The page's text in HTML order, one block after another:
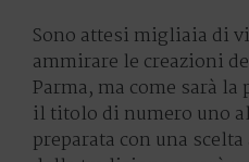
Sono attesi migliaia di
ammirare le creazioni
Parma, ma come sarà la
il titolo di numero uno
preparata con una